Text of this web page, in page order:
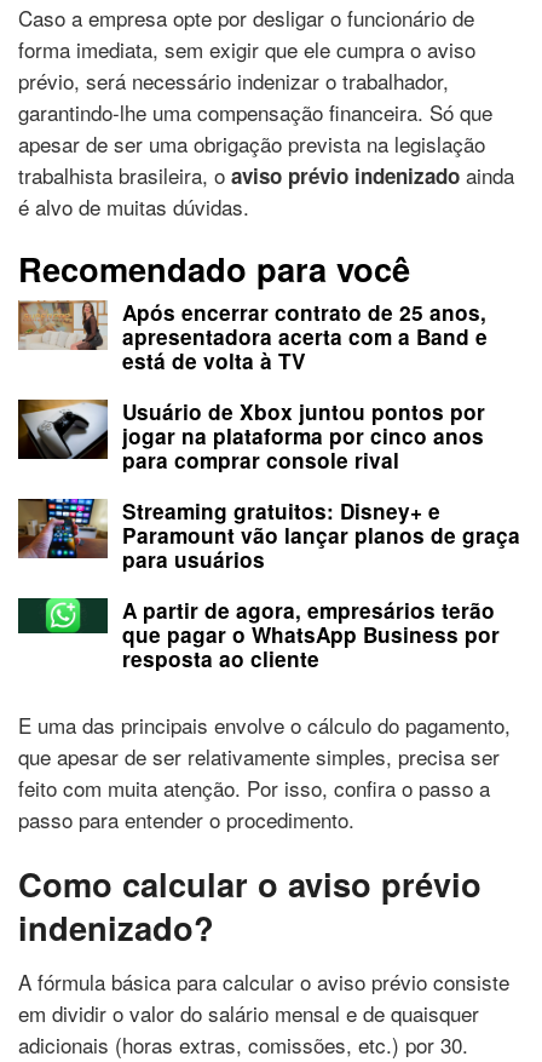
Caso a empresa opte por desligar o funcionário de
forma imediata, sem exigir que ele cumpra o aviso
prévio, será necessário indenizar o trabalhador,
garantindo-lhe uma compensação financeira. Só que
apesar de ser uma obrigação prevista na legislação
trabalhista brasileira, o aviso prévio indenizado ainda
é alvo de muitas dúvidas.
Recomendado para você
Após encerrar contrato de 25 anos,
apresentadora acerta com a Band e
está de volta à TV
Usuário de Xbox juntou pontos por
jogar na plataforma por cinco anos
para comprar console rival
Streaming gratuitos: Disney+ e
Paramount vão lançar planos de graça
para usuários
A partir de agora, empresários terão
que pagar o WhatsApp Business por
resposta ao cliente
E uma das principais envolve o cálculo do pagamento,
que apesar de ser relativamente simples, precisa ser
feito com muita atenção. Por isso, confira o passo a
passo para entender o procedimento.
Como calcular o aviso prévio
indenizado?
A fórmula básica para calcular o aviso prévio consiste
em dividir o valor do salário mensal e de quaisquer
adicionais (horas extras, comissões, etc.) por 30.